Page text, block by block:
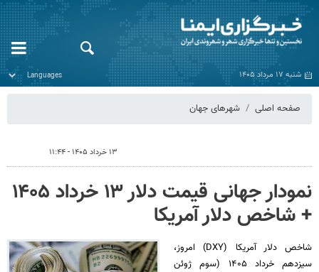
شنبه ۱۷ مرداد ۱۴۰۵
صفحه اصلی شهرهای جهان
۱۳ خرداد ۱۴۰۵ - ۱۱:۴۴
نمودار جهانی قیمت دلار ۱۳ خرداد ۱۴۰۵
+ شاخص دلار آمریکا
شاخص دلار آمریکا (DXY) امروز،
سیزدهم خرداد ۱۴۰۵ (سوم ژوئن